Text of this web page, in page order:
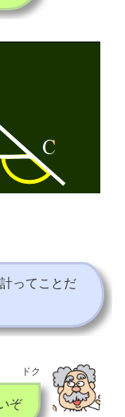
ってことだ
ドク
ぞ